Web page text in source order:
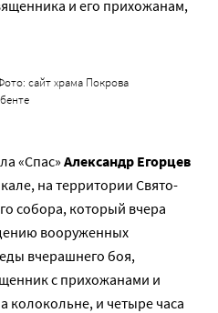
и его прихожанам,
сайт храма Покрова
«Спас» Александр Егорцев
на территории Свято-
собора, который вчера
вооруженных
вчерашнего боя,
с прихожанами и
колокольне, и четыре часа